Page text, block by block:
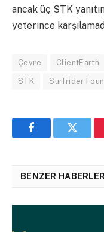
ancak üç STK
yeterince
Çevre ClientEarth
STK Surfrider
FacebookTwitter
BENZER HABERLER